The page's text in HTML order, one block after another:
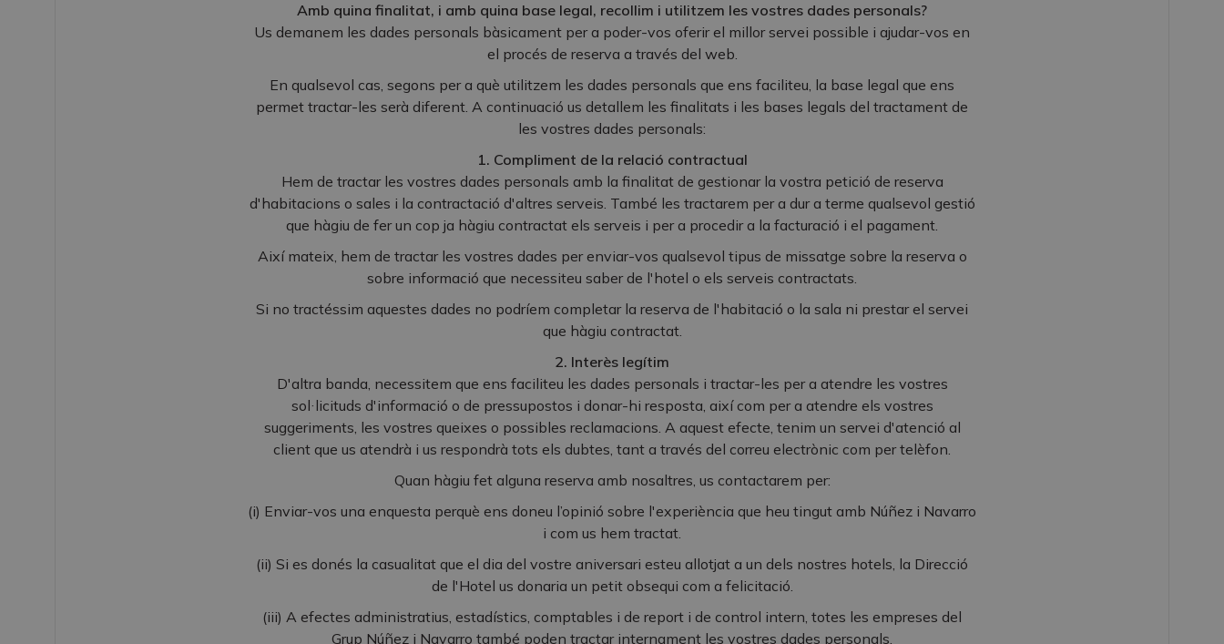
Amb quina finalitat, i amb quina base legal, recollim i utilitzem les vostres dades personals?
Us demanem les dades personals bàsicament per a poder-vos oferir el millor servei possible i ajudar-vos en
el procés de reserva a través del web.
En qualsevol cas, segons per a què utilitzem les dades personals que ens faciliteu, la base legal que ens
permet tractar-les serà diferent. A continuació us detallem les finalitats i les bases legals del tractament de
les vostres dades personals:
1. Compliment de la relació contractual
Hem de tractar les vostres dades personals amb la finalitat de gestionar la vostra petició de reserva
d'habitacions o sales i la contractació d'altres serveis. També les tractarem per a dur a terme qualsevol gestió
que hàgiu de fer un cop ja hàgiu contractat els serveis i per a procedir a la facturació i el pagament.
Així mateix, hem de tractar les vostres dades per enviar-vos qualsevol tipus de missatge sobre la reserva o
sobre informació que necessiteu saber de l'hotel o els serveis contractats.
Si no tractéssim aquestes dades no podríem completar la reserva de l'habitació o la sala ni prestar el servei
que hàgiu contractat.
2. Interès legítim
D'altra banda, necessitem que ens faciliteu les dades personals i tractar-les per a atendre les vostres
sol·licituds d'informació o de pressupostos i donar-hi resposta, així com per a atendre els vostres
suggeriments, les vostres queixes o possibles reclamacions. A aquest efecte, tenim un servei d'atenció al
client que us atendrà i us respondrà tots els dubtes, tant a través del correu electrònic com per telèfon.
Quan hàgiu fet alguna reserva amb nosaltres, us contactarem per:
(i) Enviar-vos una enquesta perquè ens doneu l’opinió sobre l'experiència que heu tingut amb Núñez i Navarro
i com us hem tractat.
(ii) Si es donés la casualitat que el dia del vostre aniversari esteu allotjat a un dels nostres hotels, la Direcció
de l'Hotel us donaria un petit obsequi com a felicitació.
(iii) A efectes administratius, estadístics, comptables i de report i de control intern, totes les empreses del
Grup Núñez i Navarro també poden tractar internament les vostres dades personals.